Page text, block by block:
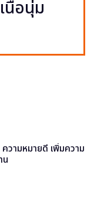
นื้อนุ่ม
วามหมายดี เพิ่มความ
น